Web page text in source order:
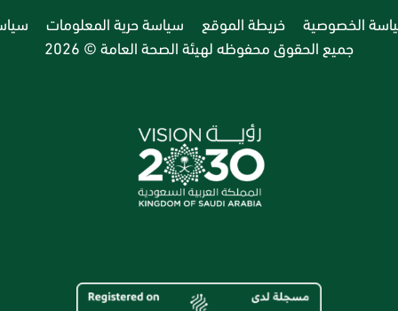
الخصوصية خريطة الموقع سياسة حرية المعلومات
جميع الحقوق محفوظه لهيئة الصحة العامة © 2026